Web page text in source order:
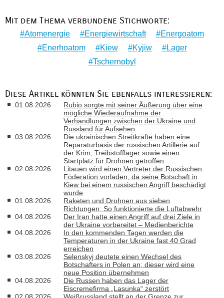
Mit dem Thema verbundene Stichworte:
Atomenergie Energiewirtschaft
Energoatom
Enerhoatom
Kiew Kyjiw
Lager
Tschernobyl
Diese Artikel könnten Sie ebenfalls interessieren:
01.08.2026
Rubio sorgte mit seiner Äußerung über eine
mögliche Wiederaufnahme der
Verhandlungen zwischen der Ukraine und
Russland für Aufsehen
03.08.2026
Die ukrainischen Streitkräfte haben eine
Reparaturbasis der russischen Artillerie auf
der Krim, Treibstofflager sowie einen
Startplatz für Drohnen getroffen
02.08.2026
Litauen wird einen Vertreter der Russischen
Föderation vorladen, da seine Botschaft in
Kiew bei einem russischen Angriff beschädigt
wurde
01.08.2026
Raketen und Drohnen aus sieben
Richtungen: So funktionierte die Luftabwehr
04.08.2026
Der Iran hatte einen Angriff auf drei Ziele in
der Ukraine vorbereitet – Medienberichte
04.08.2026
In den kommenden Tagen werden die
Temperaturen in der Ukraine fast 40 Grad
erreichen
03.08.2026
Selenskyj deutete einen Wechsel des
Botschafters in Polen an; dieser wird eine
neue Position übernehmen
04.08.2026
Die Russen haben das Lager der
Eiscremefirma „Lasunka“ zerstört
02.08.2026
Weißrussland stellt an der Grenze zur